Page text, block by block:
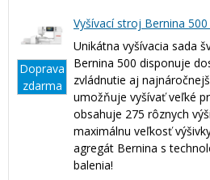
Doprava
zdarma
Vyšívací stroj Bernina
Unikátna vyšívacia sada
Bernina 500 disponuje
zvládnutie aj
umožňuje vyšívať veľké
obsahuje 275 rôznych
maximálnu veľkosť
agregát Bernina s
balenia!